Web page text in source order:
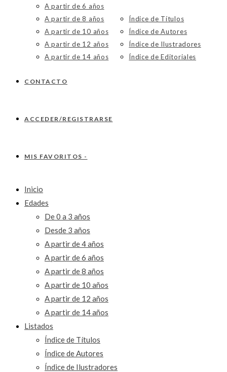
A partir de 6 años
A partir de 8 años
A partir de 10 años
A partir de 12 años
A partir de 14 años
Índice de Títulos
Índice de Autores
Índice de Ilustradores
Índice de Editoriales
CONTACTO
ACCEDER/REGISTRARSE
MIS FAVORITOS -
Inicio
Edades
De 0 a 3 años
Desde 3 años
A partir de 4 años
A partir de 6 años
A partir de 8 años
A partir de 10 años
A partir de 12 años
A partir de 14 años
Listados
Índice de Títulos
Índice de Autores
Índice de Ilustradores